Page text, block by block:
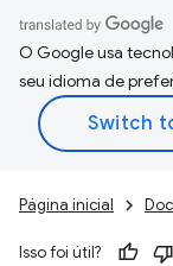
O Google usa
seu idioma de
Página inicial
Isso foi útil?